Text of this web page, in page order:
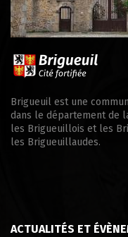
Brigueuil est une
dans le département de
les Brigueuillois et les
les Brigueuillaudes.
ACTUALITÉS ET